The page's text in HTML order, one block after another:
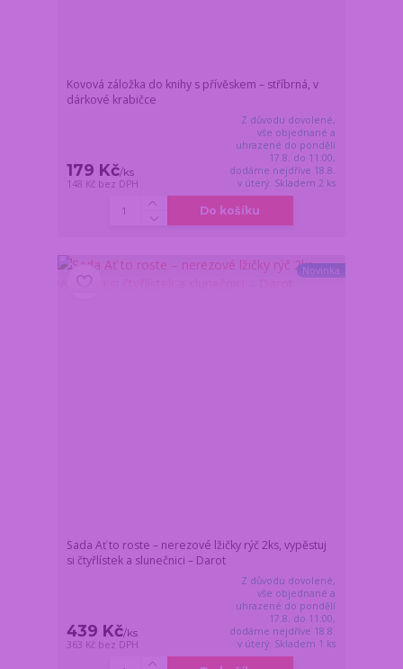
Kovová záložka do knihy s přívěskem – stříbrná, v
dárkové krabičce
179 Kč/ks
148 Kč bez DPH
Z důvodu dovolené,
vše objednané a
uhrazené do pondělí
17.8. do 11:00,
dodáme nejdříve 18.8.
v úterý. Skladem 2 ks
Do košíku
Novinka
Sada Ať to roste – nerezové lžičky rýč 2ks, vypěstuj
si čtyřlístek a slunečnici – Darot
439 Kč/ks
363 Kč bez DPH
Z důvodu dovolené,
vše objednané a
uhrazené do pondělí
17.8. do 11:00,
dodáme nejdříve 18.8.
v úterý. Skladem 1 ks